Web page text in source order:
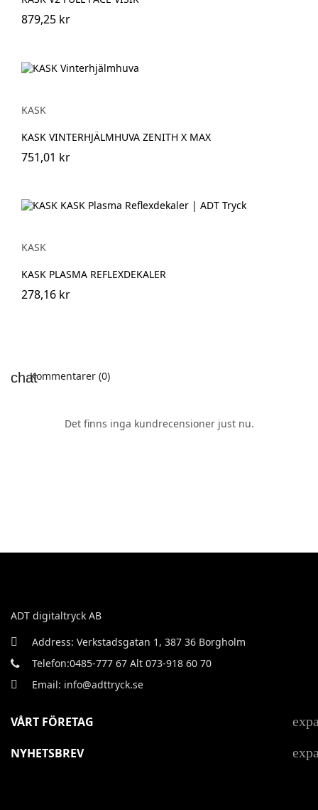
879,25 kr
KASK
KASK VINTERHJÄLMHUVA ZENITH X MAX
751,01 kr
KASK
KASK PLASMA REFLEXDEKALER
278,16 kr
Kommentarer (0)
Det finns inga kundrecensioner just nu.
ADT digitaltryck AB
Address: Verkstadsgatan 1, 387 36 Borgholm
Telefon:0485-777 67 Alt 073-918 60 70
Email: info@adttryck.se
VÅRT FÖRETAG
NYHETSBREV